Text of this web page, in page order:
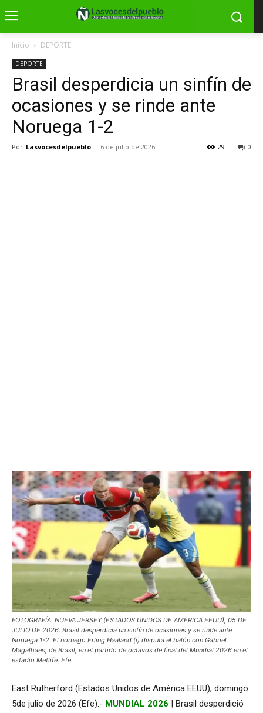
Inicio DEPORTE
DEPORTE
Brasil desperdicia un sinfín de
ocasiones y se rinde ante
Noruega 1-2
Por Lasvocesdelpueblo - 6 de julio de 2026 0
29
FOTOGRAFÍA. NUEVA JERSEY (ESTADOS UNIDOS DE AMÉRICA EEUU), 05 DE
JULIO DE 2026. Brasil desperdicia un sinfín de ocasiones y se rinde ante
Noruega 1-2. El noruego Erling Haaland (i) disputa el balón con Gabriel
Magalhaes, de Brasil, en el partido de octavos de final del Mundial 2026 en el
estadio Metlife. Efe
East Rutherford (Estados Unidos de América EEUU), domingo
5de julio de 2026 (Efe).- MUNDIAL 2026 | Brasil desperdició